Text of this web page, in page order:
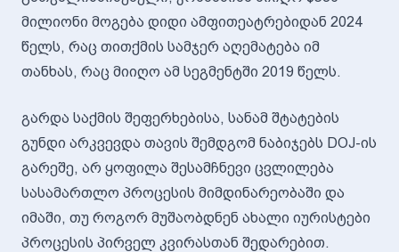
მილიონი მოგება დიდი ამფითეატრებიდან 2024
წელს, რაც თითქმის სამჯერ აღემატება იმ
თანხას, რაც მიიღო ამ სეგმენტში 2019 წელს.
გარდა საქმის შეფერხებისა, სანამ შტატების
გუნდი არკვევდა თავის შემდგომ ნაბიჯებს DOJ-ის
გარეშე, არ ყოფილა შესამჩნევი ცვლილება
სასამართლო პროცესის მიმდინარეობაში და
იმაში, თუ როგორ მუშაობდნენ ახალი იურისტები
პროცესის პირველ კვირასთან შედარებით.